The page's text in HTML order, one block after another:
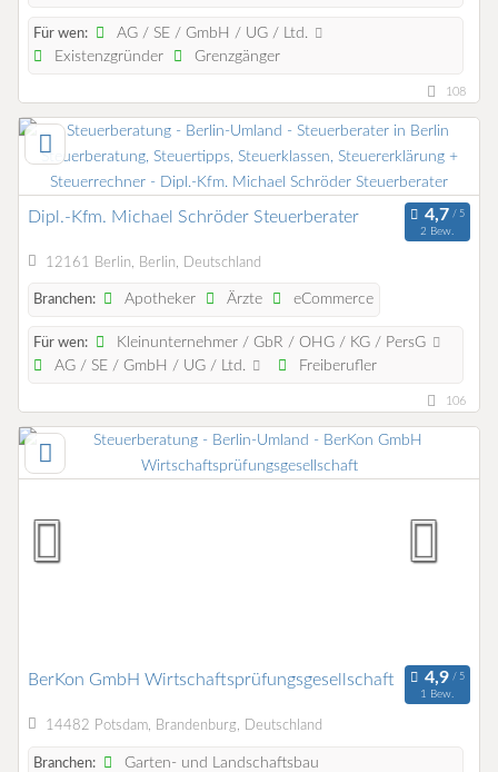
Für wen:
AG / SE / GmbH / UG / Ltd.
Existenzgründer
Grenzgänger
108
Dipl.-Kfm. Michael Schröder Steuerberater
2 Bew.
12161 Berlin, Berlin, Deutschland
Branchen: Apotheker Ärzte eCommerce
Für wen:
Kleinunternehmer / GbR / OHG / KG / PersG
AG / SE / GmbH / UG / Ltd.
Freiberufler
106
BerKon GmbH Wirtschaftsprüfungsgesellschaft
1 Bew.
14482 Potsdam, Brandenburg, Deutschland
Branchen:
Garten- und Landschaftsbau